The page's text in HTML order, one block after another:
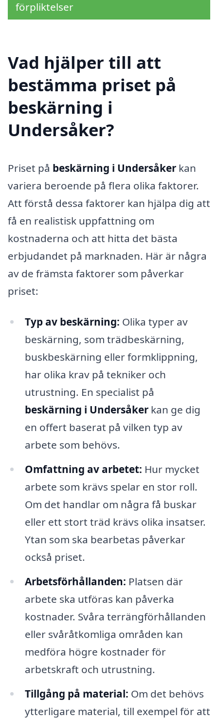
förpliktelser
Vad hjälper till att
bestämma priset på
beskärning i
Undersåker?
Priset på beskärning i Undersåker kan
variera beroende på flera olika faktorer.
Att förstå dessa faktorer kan hjälpa dig att
få en realistisk uppfattning om
kostnaderna och att hitta det bästa
erbjudandet på marknaden. Här är några
av de främsta faktorer som påverkar
priset:
Typ av beskärning: Olika typer av
beskärning, som trädbeskärning,
buskbeskärning eller formklippning,
har olika krav på tekniker och
utrustning. En specialist på
beskärning i Undersåkerkan ge dig
en offert baserat på vilken typ av
arbete som behövs.
Omfattning av arbetet: Hur mycket
arbete som krävs spelar en stor roll.
Om det handlar om några få buskar
eller ett stort träd krävs olika insatser.
Ytan som ska bearbetas påverkar
också priset.
Arbetsförhållanden: Platsen där
arbete ska utföras kan påverka
kostnader. Svåra terrängförhållanden
eller svåråtkomliga områden kan
medföra högre kostnader för
arbetskraft och utrustning.
Tillgång på material: Om det behövs
ytterligare material, till exempel för att